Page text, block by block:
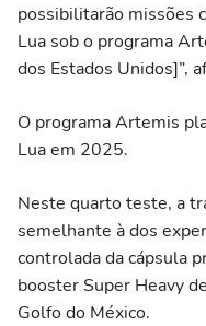
possibilitarão missões
Lua sob o programa
dos Estados Unidos]”,
O programa Artemis
Lua em 2025.
Neste quarto teste, a
semelhante à dos
controlada da cápsula
booster Super Heavy
Golfo do México.